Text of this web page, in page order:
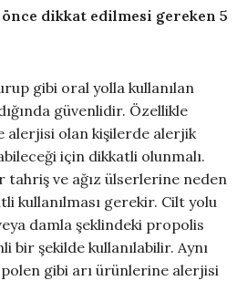
dikkat edilmesi gereken 5
gibi oral yolla kullanılan
güvenlidir. Özellikle
alerjisi olan kişilerde alerjik
için dikkatli olunmalı.
ve ağız ülserlerine neden
kullanılması gerekir. Cilt yolu
damla şeklindeki propolis
bir şekilde kullanılabilir. Aynı
gibi arı ürünlerine alerjisi